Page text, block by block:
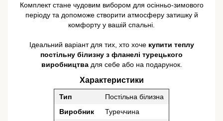
Комплект стане чудовим вибором для осінньо-зимового
періоду та допоможе створити атмосферу затишку й
комфорту у вашій спальні.
Ідеальний варіант для тих, хто хоче купити теплу
постільну білизну з фланелі турецького
виробництвадля себе або на подарунок.
Характеристики
Тип
Постільна білизна
Виробник
Туреччина